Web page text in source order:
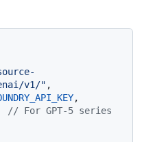
v1/" ,
,
// For GPT-5 series